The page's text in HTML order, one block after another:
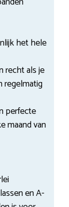
het hele
recht als je
regelmatig
perfecte
maand van
en A-